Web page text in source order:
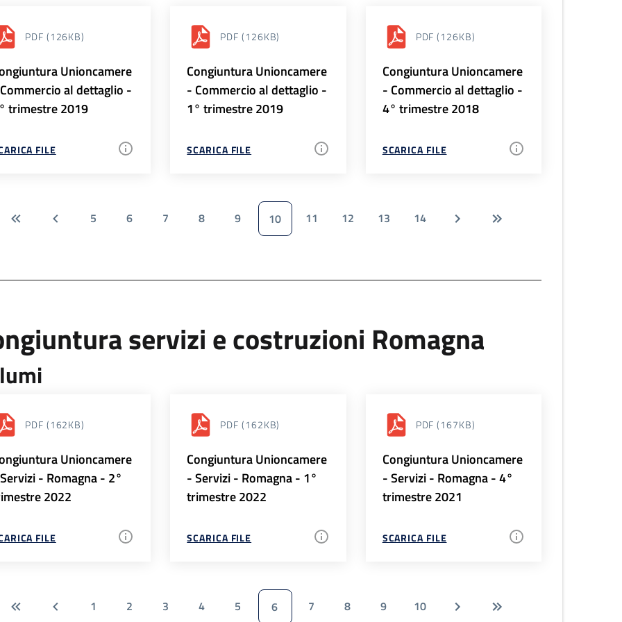
PDF (126KB)
Unioncamere
al dettaglio -
trimestre 2019
FILE
PDF (126KB)
Congiuntura Unioncamere
- Commercio al dettaglio -
1° trimestre 2019
SCARICA FILE
PDF (126KB)
Congiuntura Unioncamere
- Commercio al dettaglio -
4° trimestre 2018
SCARICA FILE
5 6 7 8 9 10 11 12 13 14
servizi e costruzioni Romagna
PDF (162KB)
Unioncamere
- Romagna - 2°
2022
FILE
PDF (162KB)
Congiuntura Unioncamere
- Servizi - Romagna - 1°
trimestre 2022
SCARICA FILE
PDF (167KB)
Congiuntura Unioncamere
- Servizi - Romagna - 4°
trimestre 2021
SCARICA FILE
1 2 3 4 5 6 7 8 9 10